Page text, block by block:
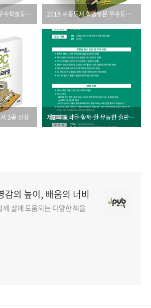
2019 대한민국학술원 우수학술도서 6종 선정 2018 세종도서 학술부문 우수도서 2종 선정
3종 선정 제2의 도약을 함께 할 유능한 출판 인재를 모십니다!
감의 높이, 배움의 너비
께 삶에 도움되는 다양한 책을